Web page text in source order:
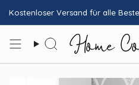
au
contenu
de
page
Kostenloser Versand für alle
Recherche